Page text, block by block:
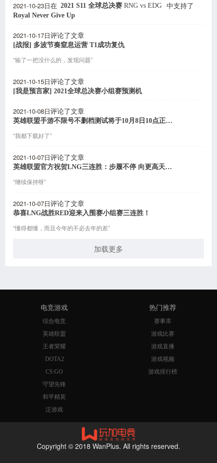
2021-10-23日在 2021 S11 全球总决赛RNG vs EDG
中支持了
Royal Never Give Up
2021-10-17日评论了文章
[战报] 多波节奏窒息运营 T1成功复仇
“输了一把没什么的，发现问题”
2021-10-15日评论了文章
[我是预言家] 2021全球总决赛小组赛预测机
2021-10-08日评论了文章
英雄联盟手游不限号不删档测试将于10月8日10点正式开启
“我都下载好了”
2021-10-07日评论了文章
英雄联盟官方祝贺LNG三连胜：步履不停 向更高天际出发
“继续保持呀”
2021-10-07日评论了文章
恭喜LNG战胜RED迎来入围赛小组赛三连胜！
“懂得都懂，而且今年的不必去年的差”
加载更多
电竞游戏
综合电竞
英雄联盟
王者荣耀
DOTA2
CS:GO
守望先锋
和平精英
泛游戏
热门推荐
赛事库
游戏比赛
游戏直播
游戏视频
游戏排行榜
Copyright © 2018 WanPlus. All rights reserved.